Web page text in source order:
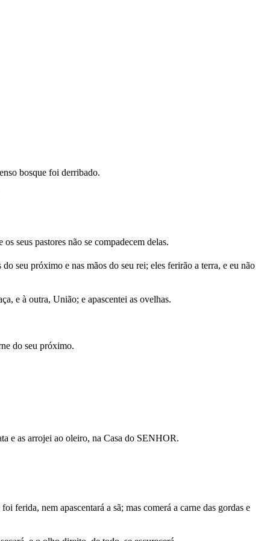
bosque foi derribado.
seus pastores não se compadecem delas.
seu próximo e nas mãos do seu rei; eles ferirão a terra, e eu não
e à outra, União; e apascentei as ovelhas.
do seu próximo.
e as arrojei ao oleiro, na Casa do SENHOR.
ferida, nem apascentará a sã; mas comerá a carne das gordas e